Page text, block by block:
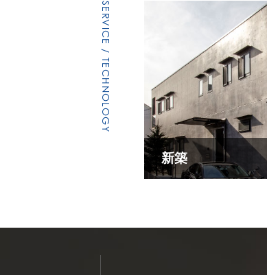
SERVICE / TECHNOLOGY
新築